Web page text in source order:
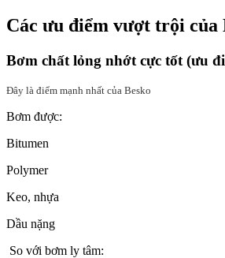
Các ưu điểm vượt trội của
Bơm chất lỏng nhớt cực tốt (ưu
Đây là điểm mạnh nhất của Besko
Bơm được:
Bitumen
Polymer
Keo, nhựa
Dầu nặng
So với bơm ly tâm: